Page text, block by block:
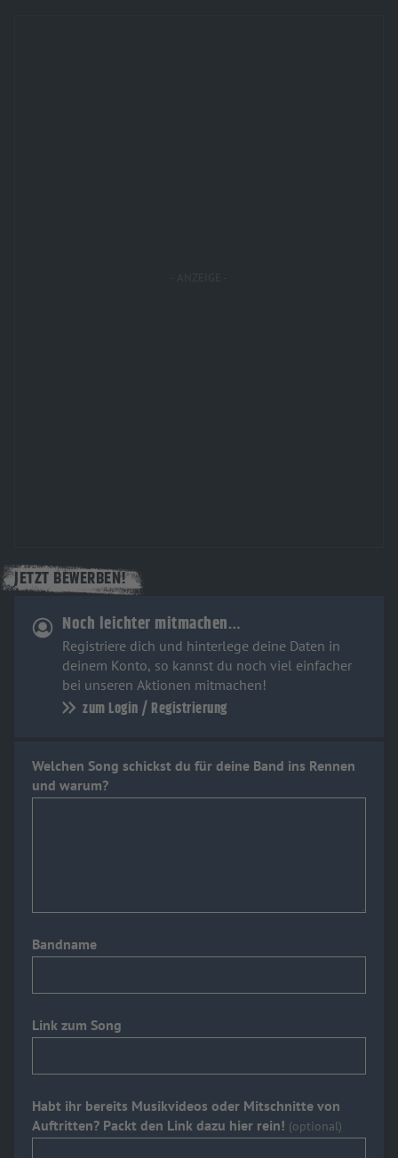
JETZT BEWERBEN!
Noch leichter mitmachen…
Registriere dich und hinterlege deine Daten in
deinem Konto, so kannst du noch viel einfacher
bei unseren Aktionen mitmachen!
zum Login / Registrierung
Welchen Song schickst du für deine Band ins Rennen
und warum?
Bandname
Link zum Song
Habt ihr bereits Musikvideos oder Mitschnitte von
Auftritten? Packt den Link dazu hier rein! (optional)